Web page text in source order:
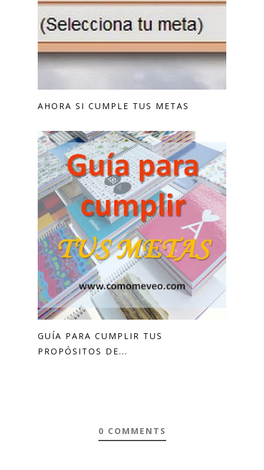
AHORA SI CUMPLE TUS METAS
GUÍA PARA CUMPLIR TUS
PROPÓSITOS DE...
0 COMMENTS